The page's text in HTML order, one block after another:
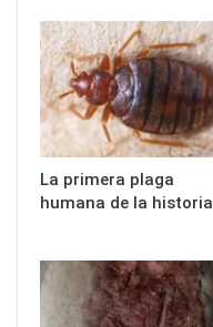
La primera plaga
humana de la historia